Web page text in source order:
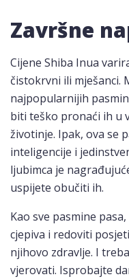
Završne
Cijene Shiba Inua
čistokrvni ili mješanci.
najpopularnijih
biti teško pronaći ih u
životinje. Ipak, ova se
inteligencije i
ljubimca je
uspijete obučiti ih.
Kao sve pasmine
cjepiva i redoviti
njihovo zdravlje. I
vjerovati. Isprobajte